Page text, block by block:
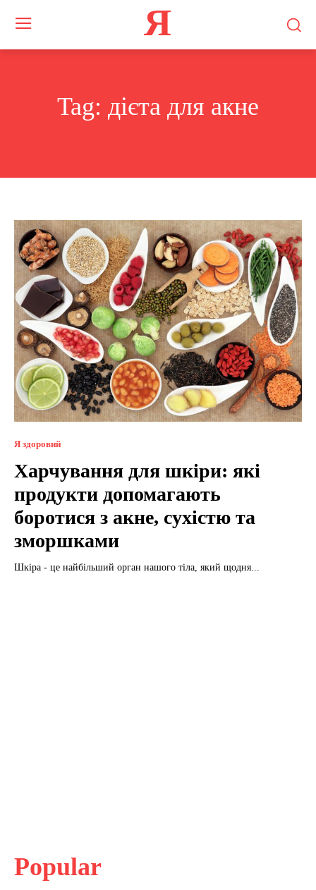
Я
Tag: дієта для акне
Я здоровий
Харчування для шкіри: які
продукти допомагають
боротися з акне, сухістю та
зморшками
Шкіра - це найбільший орган нашого тіла, який щодня...
Popular